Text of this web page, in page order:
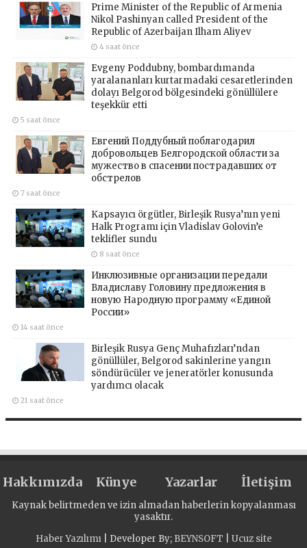
Prime Minister of the Republic of Armenia
Nikol Pashinyan called President of the
Republic of Azerbaijan Ilham Aliyev
4 saat önce
Evgeny Poddubny, bombardımanda
yaralananları kurtarmadaki cesaretlerinden
dolayı Belgorod bölgesindeki gönüllülere
teşekkür etti
5 saat önce
Евгений Поддубный поблагодарил
добровольцев Белгородской области за
мужество в спасении пострадавших от
обстрелов
7 saat önce
Kapsayıcı örgütler, Birleşik Rusya’nın yeni
Halk Programı için Vladislav Golovin’e
teklifler sundu
8 saat önce
Инклюзивные организации передали
Владиславу Головину предложения в
новую Народную программу «Единой
России»
14 saat önce
Birleşik Rusya Genç Muhafızları’ndan
gönüllüler, Belgorod sakinlerine yangın
söndürücüler ve jeneratörler konusunda
yardımcı olacak
21 saat önce
Hakkımızda Künye Yazarlar İletişim
Kaynak belirtmeden ve izin almadan haberlerin kopyalanması
yasaktır.
Haber Yazılımı| Developer By; BEYNSOFT Ucuz site